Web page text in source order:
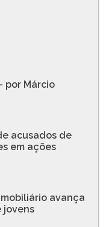
por Márcio
acusados de
em ações
avança
jovens